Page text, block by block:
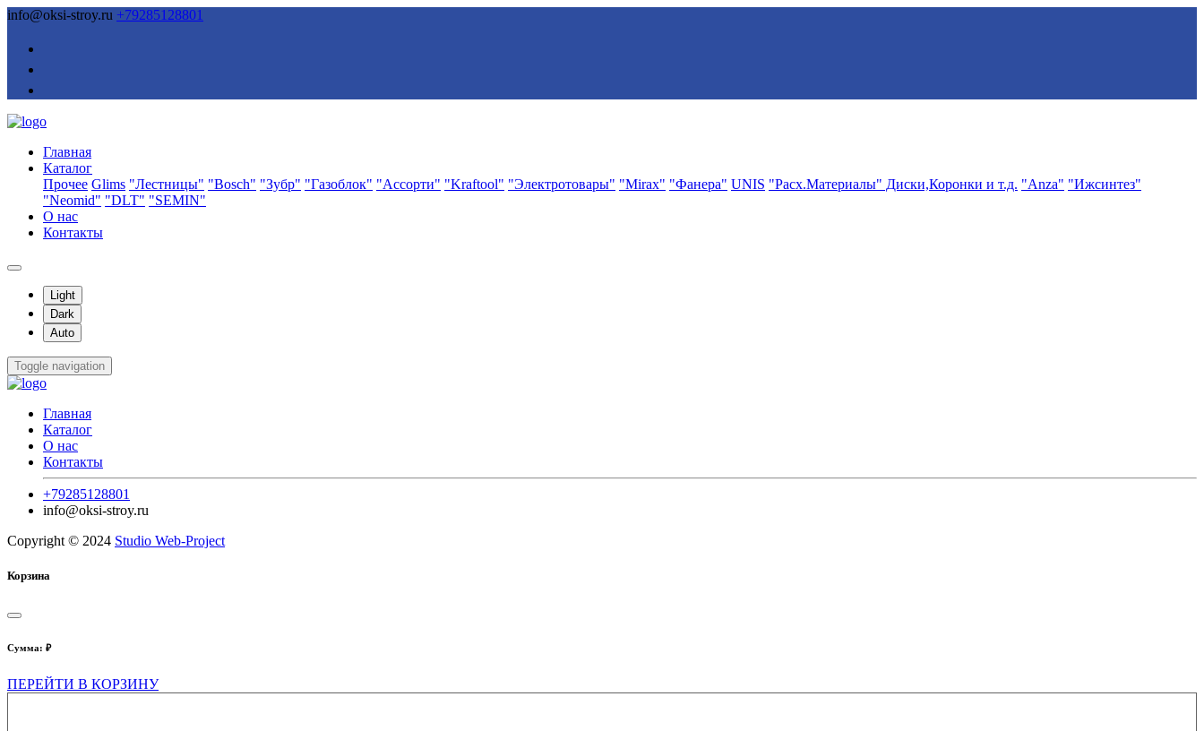
info@oksi-stroy.ru +79285128801
Главная
Каталог
Прочее Glims "Лестницы" "Bosch" "Зубр" "Газоблок" "Ассорти" "Kraftool" "Электротовары" "Mirax" "Фанера" UNIS "Расх.Материалы" Диски,Коронки и т.д. "Anza" "Ижсинтез"
"Neomid" "DLT" "SEMIN"
О нас
Контакты
Light
Dark
Auto
Toggle navigation
Главная
Каталог
О нас
Контакты
+79285128801
info@oksi-stroy.ru
Copyright © 2024 Studio Web-Project
Корзина
Сумма: ₽
ПЕРЕЙТИ В КОРЗИНУ